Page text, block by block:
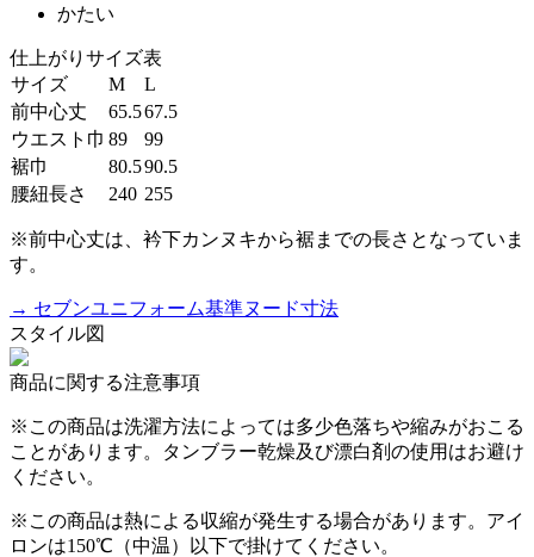
かたい
仕上がりサイズ表
サイズ
M
L
前中心丈
65.567.5
ウエスト巾 89
99
裾巾
80.590.5
腰紐長さ
240 255
※前中心丈は、衿下カンヌキから裾までの長さとなっていま
す。
→ セブンユニフォーム基準ヌード寸法
スタイル図
商品に関する注意事項
※この商品は洗濯方法によっては多少色落ちや縮みがおこる
ことがあります。タンブラー乾燥及び漂白剤の使用はお避け
ください。
※この商品は熱による収縮が発生する場合があります。アイ
ロンは150℃（中温）以下で掛けてください。